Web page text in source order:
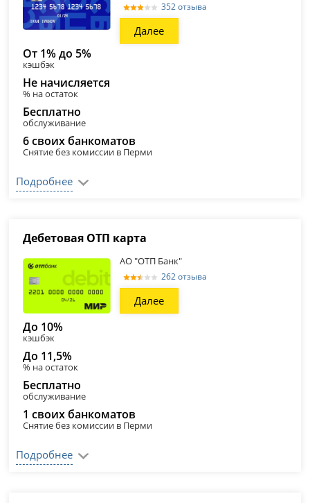
352 отзыва
Далее
От 1% до 5%
кэшбэк
Не начисляется
% на остаток
Бесплатно
обслуживание
6 своих банкоматов
Снятие без комиссии в Перми
Подробнее
Дебетовая ОТП карта
АО "ОТП Банк"
262 отзыва
Далее
До 10%
кэшбэк
До 11,5%
% на остаток
Бесплатно
обслуживание
1 своих банкоматов
Снятие без комиссии в Перми
Подробнее